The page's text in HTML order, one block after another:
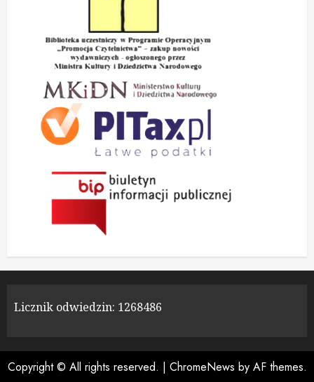
Licznik odwiedzin: 1268486
Copyright © All rights reserved. | ChromeNews by AF themes.